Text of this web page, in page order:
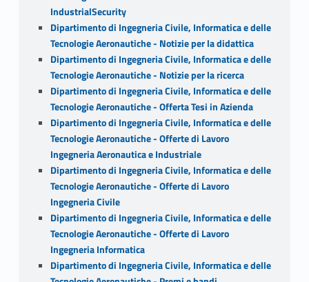
IndustrialSecurity
Dipartimento di Ingegneria Civile, Informatica e delle
Tecnologie Aeronautiche - Notizie per la didattica
Dipartimento di Ingegneria Civile, Informatica e delle
Tecnologie Aeronautiche - Notizie per la ricerca
Dipartimento di Ingegneria Civile, Informatica e delle
Tecnologie Aeronautiche - Offerta Tesi in Azienda
Dipartimento di Ingegneria Civile, Informatica e delle
Tecnologie Aeronautiche - Offerte di Lavoro
Ingegneria Aeronautica e Industriale
Dipartimento di Ingegneria Civile, Informatica e delle
Tecnologie Aeronautiche - Offerte di Lavoro
Ingegneria Civile
Dipartimento di Ingegneria Civile, Informatica e delle
Tecnologie Aeronautiche - Offerte di Lavoro
Ingegneria Informatica
Dipartimento di Ingegneria Civile, Informatica e delle